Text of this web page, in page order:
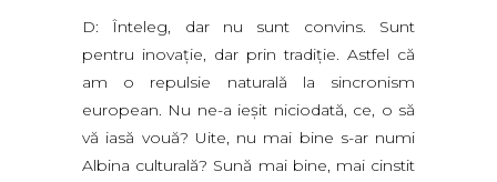
D: Înteleg, dar nu sunt convins. Sunt
pentru inovaţie, dar prin tradiţie. Astfel că
am o repulsie naturală la sincronism
european. Nu ne-a ieşit niciodată, ce, o să
vă iasă vouă? Uite, nu mai bine s-ar numi
Albina culturală? Sună mai bine, mai cinstit